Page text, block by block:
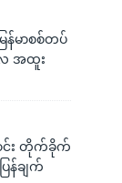
န်မာစစ်တပ်
အထူး
င်း တိုက်ခိုက်
န်ချက်